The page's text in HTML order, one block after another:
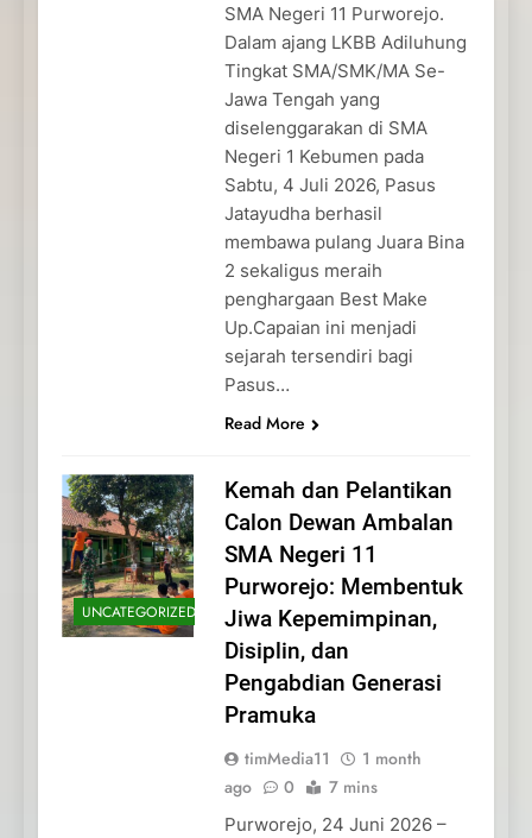
SMA Negeri 11 Purworejo.
Dalam ajang LKBB Adiluhung
Tingkat SMA/SMK/MA Se-
Jawa Tengah yang
diselenggarakan di SMA
Negeri 1 Kebumen pada
Sabtu, 4 Juli 2026, Pasus
Jatayudha berhasil
membawa pulang Juara Bina
2 sekaligus meraih
penghargaan Best Make
Up.Capaian ini menjadi
sejarah tersendiri bagi
Pasus…
Read More
UNCATEGORIZED
Kemah dan Pelantikan
Calon Dewan Ambalan
SMA Negeri 11
Purworejo: Membentuk
Jiwa Kepemimpinan,
Disiplin, dan
Pengabdian Generasi
Pramuka
timMedia11
1 month
ago
0 7 mins
Purworejo, 24 Juni 2026 –